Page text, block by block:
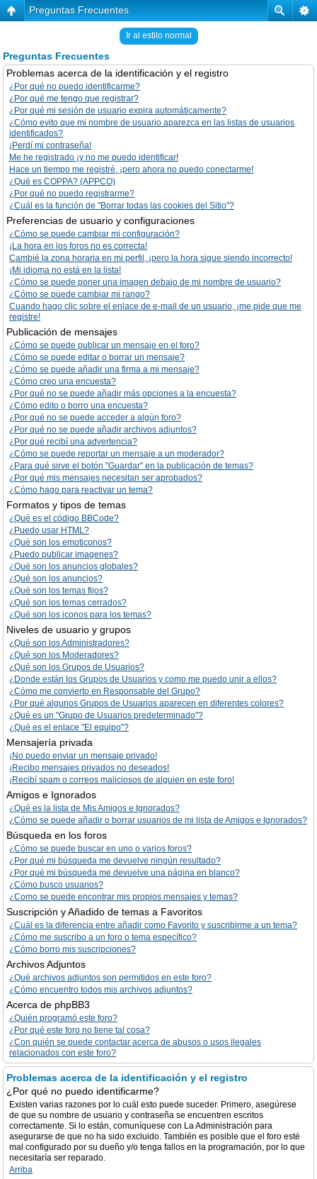
Preguntas Frecuentes
Ir al estilo normal
Preguntas Frecuentes
Problemas acerca de la identificación y el registro
¿Por qué no puedo identificarme?
¿Por qué me tengo que registrar?
¿Por qué mi sesión de usuario expira automáticamente?
¿Cómo evito que mi nombre de usuario aparezca en las listas de usuarios
identificados?
¡Perdí mi contraseña!
Me he registrado ¡y no me puedo identificar!
Hace un tiempo me registré, ¡pero ahora no puedo conectarme!
¿Qué es COPPA? (APPCO)
¿Por qué no puedo registrarme?
¿Cuál es la función de "Borrar todas las cookies del Sitio"?
Preferencias de usuario y configuraciones
¿Cómo se puede cambiar mi configuración?
¡La hora en los foros no es correcta!
Cambié la zona horaria en mi perfil, ¡pero la hora sigue siendo incorrecto!
¡Mi idioma no está en la lista!
¿Cómo se puede poner una imagen debajo de mi nombre de usuario?
¿Cómo se puede cambiar mi rango?
Cuando hago clic sobre el enlace de e-mail de un usuario, ¡me pide que me
registre!
Publicación de mensajes
¿Cómo se puede publicar un mensaje en el foro?
¿Cómo se puede editar o borrar un mensaje?
¿Cómo se puede añadir una firma a mi mensaje?
¿Cómo creo una encuesta?
¿Por qué no se puede añadir más opciones a la encuesta?
¿Cómo edito o borro una encuesta?
¿Por qué no se puede acceder a algún foro?
¿Por qué no se puede añadir archivos adjuntos?
¿Por qué recibí una advertencia?
¿Cómo se puede reportar un mensaje a un moderador?
¿Para qué sirve el botón "Guardar" en la publicación de temas?
¿Por qué mis mensajes necesitan ser aprobados?
¿Cómo hago para reactivar un tema?
Formatos y tipos de temas
¿Qué es el código BBCode?
¿Puedo usar HTML?
¿Qué son los emoticonos?
¿Puedo publicar imagenes?
¿Qué son los anuncios globales?
¿Qué son los anuncios?
¿Qué son los temas fijos?
¿Qué son los temas cerrados?
¿Qué son los iconos para los temas?
Niveles de usuario y grupos
¿Qué son los Administradores?
¿Qué son los Moderadores?
¿Qué son los Grupos de Usuarios?
¿Donde están los Grupos de Usuarios y como me puedo unir a ellos?
¿Cómo me convierto en Responsable del Grupo?
¿Por qué algunos Grupos de Usuarios aparecen en diferentes colores?
¿Qué es un "Grupo de Usuarios predeterminado"?
¿Qué es el enlace "El equipo"?
Mensajería privada
¡No puedo enviar un mensaje privado!
¡Recibo mensajes privados no deseados!
¡Recibí spam o correos maliciosos de alguien en este foro!
Amigos e Ignorados
¿Qué es la lista de Mis Amigos e Ignorados?
¿Cómo se puede añadir o borrar usuarios de mi lista de Amigos e Ignorados?
Búsqueda en los foros
¿Cómo se puede buscar en uno o varios foros?
¿Por qué mi búsqueda me devuelve ningún resultado?
¿Por qué mi búsqueda me devuelve una página en blanco?
¿Cómo busco usuarios?
¿Como se puede encontrar mis propios mensajes y temas?
Suscripción y Añadido de temas a Favoritos
¿Cuál es la diferencia entre añadir como Favorito y suscribirme a un tema?
¿Cómo me suscribo a un foro o tema específico?
¿Cómo borro mis suscripciones?
Archivos Adjuntos
¿Qué archivos adjuntos son permitidos en este foro?
¿Cómo encuentro todos mis archivos adjuntos?
Acerca de phpBB3
¿Quién programó este foro?
¿Por qué este foro no tiene tal cosa?
¿Con quién se puede contactar acerca de abusos o usos ilegales
relacionados con este foro?
Problemas acerca de la identificación y el registro
¿Por qué no puedo identificarme?
Existen varias razones por lo cuál esto puede suceder. Primero, asegúrese
de que su nombre de usuario y contraseña se encuentren escritos
correctamente. Si lo están, comuníquese con La Administración para
asegurarse de que no ha sido excluido. También es posible que el foro esté
mal configurado por su dueño y/o tenga fallos en la programación, por lo que
necesitaría ser reparado.
Arriba